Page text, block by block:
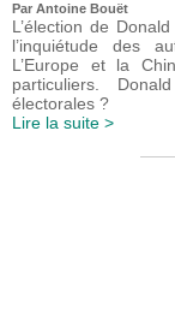
Par Antoine Bouët
L’élection de
l’inquiétude des
L’Europe et la
particuliers.
électorales ?
Lire la suite >